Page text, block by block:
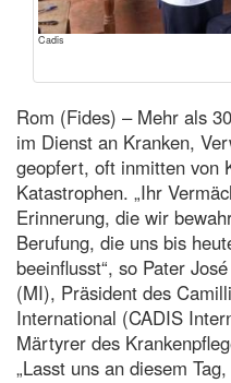
Cadis
Rom (Fides) – Mehr als
im Dienst an Kranken,
geopfert, oft inmitten von
Katastrophen. „Ihr
Erinnerung, die wir
Berufung, die uns bis
beeinflusst“, so Pater
(MI), Präsident des
International (CADIS
Märtyrer des
„Lasst uns an diesem